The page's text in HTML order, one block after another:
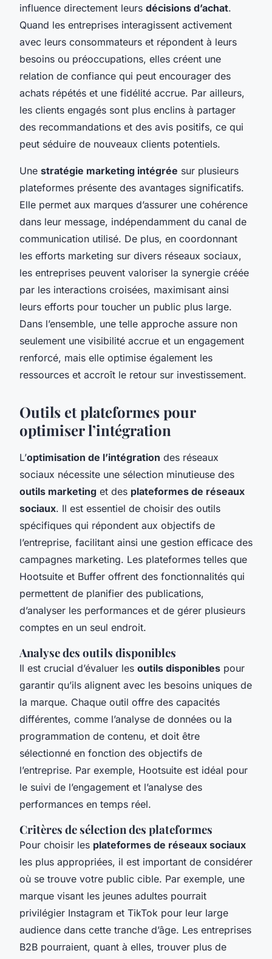
influence directement leurs décisions d’achat.
Quand les entreprises interagissent activement
avec leurs consommateurs et répondent à leurs
besoins ou préoccupations, elles créent une
relation de confiance qui peut encourager des
achats répétés et une fidélité accrue. Par ailleurs,
les clients engagés sont plus enclins à partager
des recommandations et des avis positifs, ce qui
peut séduire de nouveaux clients potentiels.
Une stratégie marketing intégrée sur plusieurs
plateformes présente des avantages significatifs.
Elle permet aux marques d’assurer une cohérence
dans leur message, indépendamment du canal de
communication utilisé. De plus, en coordonnant
les efforts marketing sur divers réseaux sociaux,
les entreprises peuvent valoriser la synergie créée
par les interactions croisées, maximisant ainsi
leurs efforts pour toucher un public plus large.
Dans l’ensemble, une telle approche assure non
seulement une visibilité accrue et un engagement
renforcé, mais elle optimise également les
ressources et accroît le retour sur investissement.
Outils et plateformes pour
optimiser l’intégration
L’optimisation de l’intégration des réseaux
sociaux nécessite une sélection minutieuse des
outils marketing et des plateformes de réseaux
sociaux. Il est essentiel de choisir des outils
spécifiques qui répondent aux objectifs de
l’entreprise, facilitant ainsi une gestion efficace des
campagnes marketing. Les plateformes telles que
Hootsuite et Buffer offrent des fonctionnalités qui
permettent de planifier des publications,
d’analyser les performances et de gérer plusieurs
comptes en un seul endroit.
Analyse des outils disponibles
Il est crucial d’évaluer les outils disponibles pour
garantir qu’ils alignent avec les besoins uniques de
la marque. Chaque outil offre des capacités
différentes, comme l’analyse de données ou la
programmation de contenu, et doit être
sélectionné en fonction des objectifs de
l’entreprise. Par exemple, Hootsuite est idéal pour
le suivi de l’engagement et l’analyse des
performances en temps réel.
Critères de sélection des plateformes
Pour choisir les plateformes de réseaux sociaux
les plus appropriées, il est important de considérer
où se trouve votre public cible. Par exemple, une
marque visant les jeunes adultes pourrait
privilégier Instagram et TikTok pour leur large
audience dans cette tranche d’âge. Les entreprises
B2B pourraient, quant à elles, trouver plus de